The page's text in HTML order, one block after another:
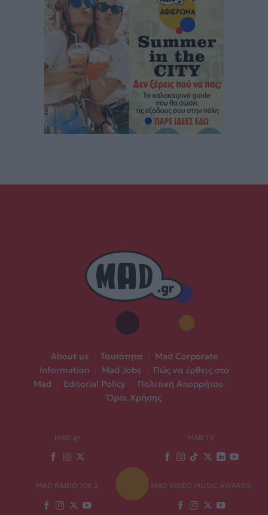
About us Ταυτότητα
Mad Corporate
Information
Mad Jobs
Πώς να έρθεις στο
Mad
Editorial Policy Πολιτική Απορρήτου
Όροι Χρήσης
MAD.gr MAD TV
MAD RADIO 106,2 MAD VIDEO MUSIC AWARDS